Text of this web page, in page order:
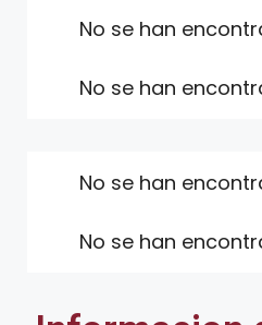
No se han
No se han
No se han
No se han